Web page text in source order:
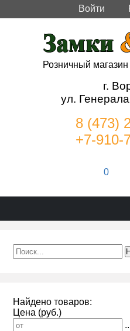
Войти
Розничный
г.
ул.
8 (473)
+7-910-
0
Найдено товаров:
Цена (руб.)